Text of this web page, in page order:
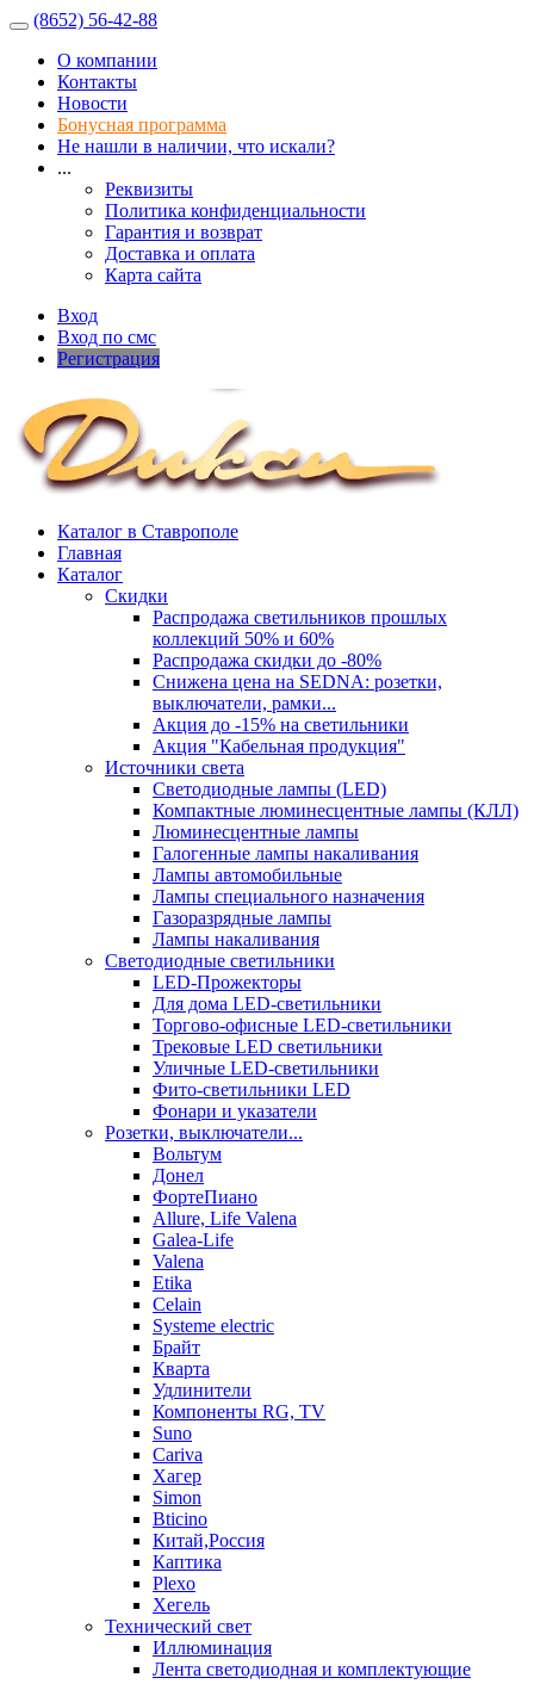
(8652) 56-42-88
О компании
Контакты
Новости
Бонусная программа
Не нашли в наличии, что искали?
...
Реквизиты
Политика конфиденциальности
Гарантия и возврат
Доставка и оплата
Карта сайта
Вход
Вход по смс
Регистрация
Каталог в Ставрополе
Главная
Каталог
Скидки
Распродажа светильников прошлых
коллекций 50% и 60%
Распродажа скидки до -80%
Cнижена цена на SEDNA: розетки,
выключатели, рамки...
Акция до -15% на светильники
Акция "Кабельная продукция"
Источники света
Светодиодные лампы (LED)
Компактные люминесцентные лампы (КЛЛ)
Люминесцентные лампы
Галогенные лампы накаливания
Лампы автомобильные
Лампы специального назначения
Газоразрядные лампы
Лампы накаливания
Светодиодные светильники
LED-Прожекторы
Для дома LED-светильники
Торгово-офисные LED-светильники
Трековые LED светильники
Уличные LED-светильники
Фито-светильники LED
Фонари и указатели
Розетки, выключатели...
Вольтум
Донел
ФортеПиано
Allure, Life Valena
Galea-Life
Valena
Etika
Celain
Systeme electric
Брайт
Кварта
Удлинители
Компоненты RG, TV
Suno
Cariva
Хагер
Simon
Bticino
Китай,Россия
Каптика
Plexo
Хегель
Технический свет
Иллюминация
Лента светодиодная и комплектующие